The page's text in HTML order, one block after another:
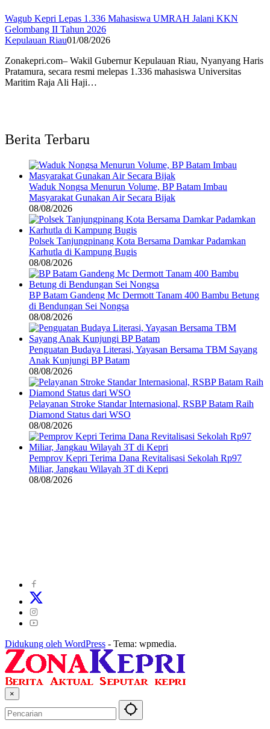
Wagub Kepri Lepas 1.336 Mahasiswa UMRAH Jalani KKN
Gelombang II Tahun 2026
Kepulauan Riau01/08/2026
Zonakepri.com– Wakil Gubernur Kepulauan Riau, Nyanyang Haris
Pratamura, secara resmi melepas 1.336 mahasiswa Universitas
Maritim Raja Ali Haji…
Berita Terbaru
Waduk Nongsa Menurun Volume, BP Batam Imbau
Masyarakat Gunakan Air Secara Bijak
08/08/2026
Polsek Tanjungpinang Kota Bersama Damkar Padamkan
Karhutla di Kampung Bugis
08/08/2026
BP Batam Gandeng Mc Dermott Tanam 400 Bambu Betung
di Bendungan Sei Nongsa
08/08/2026
Penguatan Budaya Literasi, Yayasan Bersama TBM Sayang
Anak Kunjungi BP Batam
08/08/2026
Pelayanan Stroke Standar Internasional, RSBP Batam Raih
Diamond Status dari WSO
08/08/2026
Pemprov Kepri Terima Dana Revitalisasi Sekolah Rp97
Miliar, Jangkau Wilayah 3T di Kepri
08/08/2026
Didukung oleh WordPress - Tema: wpmedia.
×